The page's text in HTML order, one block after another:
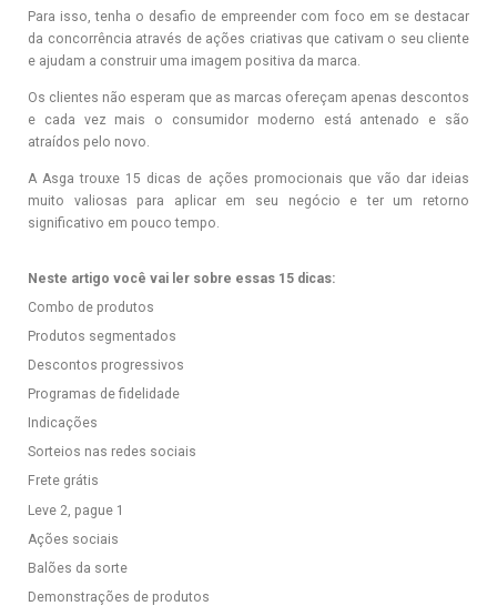
Para isso, tenha o desafio de empreender com foco em se destacar
da concorrência através de ações criativas que cativam o seu cliente
e ajudam a construir uma imagem positiva da marca.
Os clientes não esperam que as marcas ofereçam apenas descontos
e cada vez mais o consumidor moderno está antenado e são
atraídos pelo novo.
A Asga trouxe 15 dicas de ações promocionais que vão dar ideias
muito valiosas para aplicar em seu negócio e ter um retorno
significativo em pouco tempo.
Neste artigo você vai ler sobre essas 15 dicas:
Combo de produtos
Produtos segmentados
Descontos progressivos
Programas de fidelidade
Indicações
Sorteios nas redes sociais
Frete grátis
Leve 2, pague 1
Ações sociais
Balões da sorte
Demonstrações de produtos